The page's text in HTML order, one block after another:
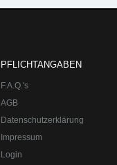
PFLICHTANGABEN
F.A.Q.'s
AGB
Datenschutzerklärung
Impressum
Login